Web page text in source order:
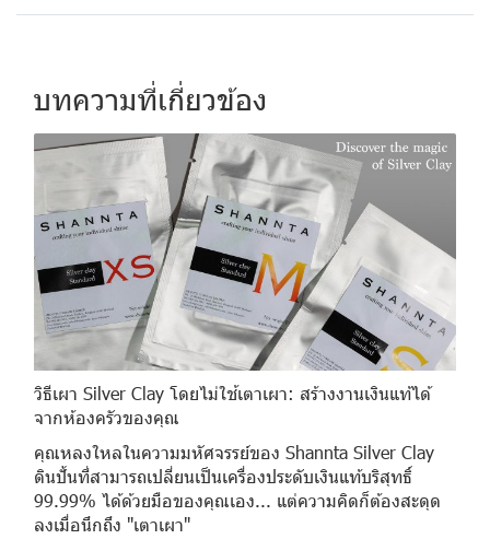
บทความที่เกี่ยวข้อง
วิธีเผา Silver Clay โดยไม่ใช้เตาเผา: สร้างงานเงินแท้ได้
จากห้องครัวของคุณ
คุณหลงใหลในความมหัศจรรย์ของ Shannta Silver Clay
ดินปั้นที่สามารถเปลี่ยนเป็นเครื่องประดับเงินแท้บริสุทธิ์
99.99% ได้ด้วยมือของคุณเอง... แต่ความคิดก็ต้องสะดุด
ลงเมื่อนึกถึง "เตาเผา"